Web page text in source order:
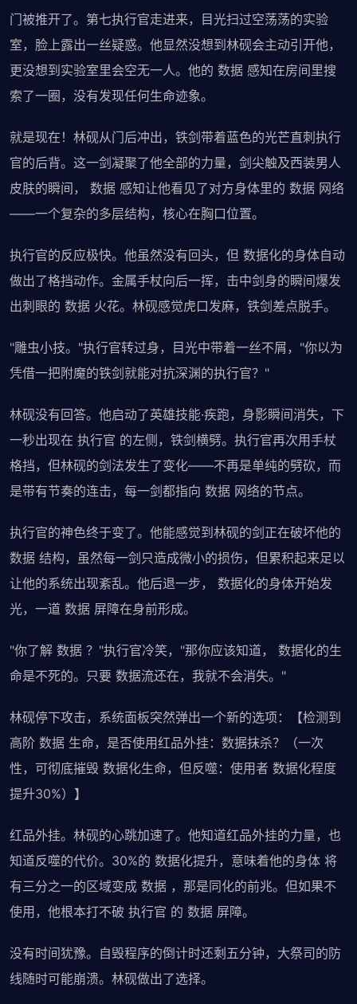
门被推开了。第七执行官走进来，目光扫过空荡荡的实验
室，脸上露出一丝疑惑。他显然没想到林砚会主动引开他，
更没想到实验室里会空无一人。他的 数据 感知在房间里搜
索了一圈，没有发现任何生命迹象。
就是现在！林砚从门后冲出，铁剑带着蓝色的光芒直刺执行
官的后背。这一剑凝聚了他全部的力量，剑尖触及西装男人
皮肤的瞬间， 数据 感知让他看见了对方身体里的 数据 网络
——一个复杂的多层结构，核心在胸口位置。
执行官的反应极快。他虽然没有回头，但 数据化的身体自动
做出了格挡动作。金属手杖向后一挥，击中剑身的瞬间爆发
出刺眼的 数据 火花。林砚感觉虎口发麻，铁剑差点脱手。
"雕虫小技。"执行官转过身，目光中带着一丝不屑，"你以为
凭借一把附魔的铁剑就能对抗深渊的执行官？"
林砚没有回答。他启动了英雄技能·疾跑，身影瞬间消失，下
一秒出现在 执行官 的左侧，铁剑横劈。执行官再次用手杖
格挡，但林砚的剑法发生了变化——不再是单纯的劈砍，而
是带有节奏的连击，每一剑都指向 数据 网络的节点。
执行官的神色终于变了。他能感觉到林砚的剑正在破坏他的
数据 结构，虽然每一剑只造成微小的损伤，但累积起来足以
让他的系统出现紊乱。他后退一步， 数据化的身体开始发
光，一道 数据 屏障在身前形成。
"你了解 数据 ？"执行官冷笑，"那你应该知道， 数据化的生
命是不死的。只要 数据流还在，我就不会消失。"
林砚停下攻击，系统面板突然弹出一个新的选项：【检测到
高阶 数据 生命，是否使用红品外挂：数据抹杀？（一次
性，可彻底摧毁 数据化生命，但反噬：使用者 数据化程度
提升30%）】
红品外挂。林砚的心跳加速了。他知道红品外挂的力量，也
知道反噬的代价。30%的 数据化提升，意味着他的身体 将
有三分之一的区域变成 数据 ，那是同化的前兆。但如果不
使用，他根本打不破 执行官 的 数据 屏障。
没有时间犹豫。自毁程序的倒计时还剩五分钟，大祭司的防
线随时可能崩溃。林砚做出了选择。